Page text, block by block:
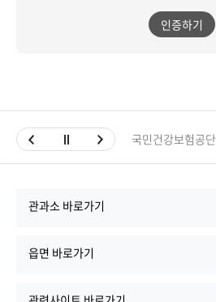
인증하기
국민건강보험공단
관과소 바로가기
읍면 바로가기